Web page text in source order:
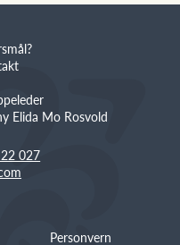
Elida Mo Rosvold
027
Personvern